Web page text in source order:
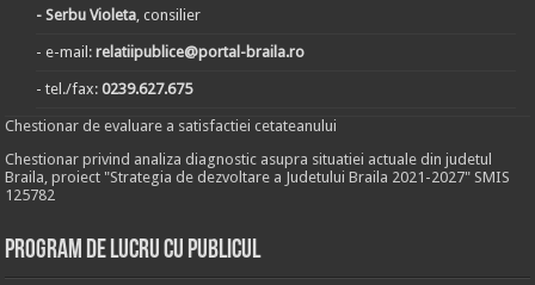
- Serbu Violeta, consilier
- e-mail:relatiipublice@portal-braila.ro
- tel./fax:0239.627.675
Chestionar de evaluare a satisfactiei cetateanului
Chestionar privind analiza diagnostic asupra situatiei actuale din judetul
Braila, proiect "Strategia de dezvoltare a Judetului Braila 2021-2027" SMIS
125782
Program de lucru cu publicul